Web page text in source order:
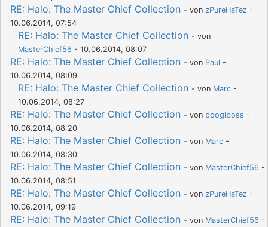
RE: Halo: The Master Chief Collection - von zPureHaTez -
10.06.2014, 07:54
RE: Halo: The Master Chief Collection - von
MasterChief56 - 10.06.2014, 08:07
RE: Halo: The Master Chief Collection - von Paul -
10.06.2014, 08:09
RE: Halo: The Master Chief Collection - von Marc -
10.06.2014, 08:27
RE: Halo: The Master Chief Collection - von boogiboss -
10.06.2014, 08:20
RE: Halo: The Master Chief Collection - von Marc -
10.06.2014, 08:30
RE: Halo: The Master Chief Collection - von MasterChief56 -
10.06.2014, 08:51
RE: Halo: The Master Chief Collection - von zPureHaTez -
10.06.2014, 09:19
RE: Halo: The Master Chief Collection - von MasterChief56 -